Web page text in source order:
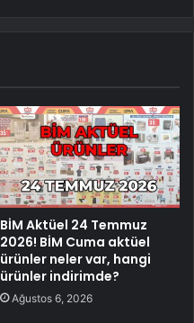
BİM Aktüel 24 Temmuz
2026! BİM Cuma aktüel
ürünler neler var, hangi
ürünler indirimde?
Ağustos 6, 2026